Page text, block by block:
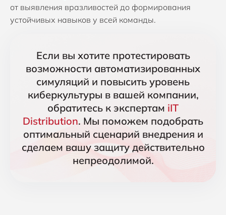
от выявления вразливостей до формирования
устойчивых навыков у всей команды.
Если вы хотите протестировать
возможности автоматизированных
симуляций и повысить уровень
киберкультуры в вашей компании,
обратитесь к экспертам iIT
Distribution. Мы поможем подобрать
оптимальный сценарий внедрения и
сделаем вашу защиту действительно
непреодолимой.